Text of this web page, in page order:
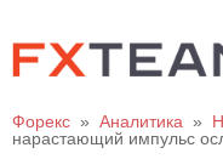
Форекс » Аналитика »
нарастающий импульс